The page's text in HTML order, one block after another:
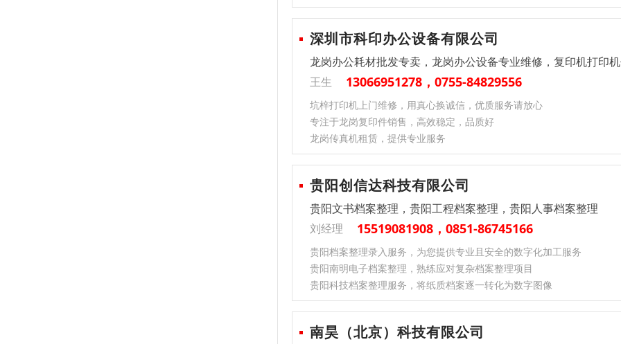
深圳市科印办公设备有限公司
龙岗办公耗材批发专卖，龙岗办公设备专业维修，复印机打印
王生
13066951278，0755-84829556
坑梓打印机上门维修，用真心换诚信，优质服务请放心
专注于龙岗复印件销售，高效稳定，品质好
龙岗传真机租赁，提供专业服务
贵阳创信达科技有限公司
贵阳文书档案整理，贵阳工程档案整理，贵阳人事档案整理
刘经理
15519081908，0851-86745166
贵阳档案整理录入服务，为您提供专业且安全的数字化加工服务
贵阳南明电子档案整理，熟练应对复杂档案整理项目
贵阳科技档案整理服务，将纸质档案逐一转化为数字图像
南昊（北京）科技有限公司